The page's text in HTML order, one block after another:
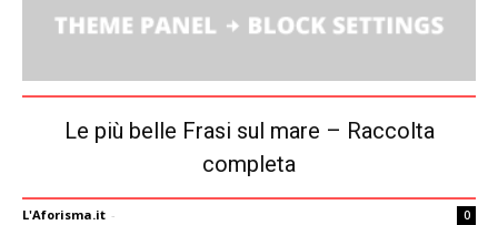
Le più belle Frasi sul mare – Raccolta
completa
L'Aforisma.it - 0